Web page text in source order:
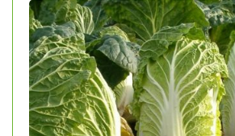
SADNICE
UKRASNO BILJE I TRAJNICE
GRMOVI/DRVEĆE
HIT SEZONE*** VRTNI SLJEZOVI
UKRASNE TRAVE